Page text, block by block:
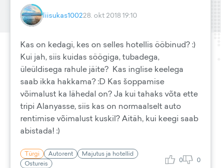
liisukas100228. okt 2018 19:10
Kas on kedagi, kes on selles hotellis ööbinud? :)
Kui jah, siis kuidas söögiga, tubadega,
üleüldisega rahule jäite? Kas inglise keelega
saab ikka hakkama? :D Kas šoppamise
võimalust ka lähedal on? Ja kui tahaks võta ette
tripi Alanyasse, siis kas on normaalselt auto
rentimise võimalust kuskil? Aitäh, kui keegi saab
abistada! :)
Türgi Autorent
Majutus ja hotellid
Ostureis
0 0